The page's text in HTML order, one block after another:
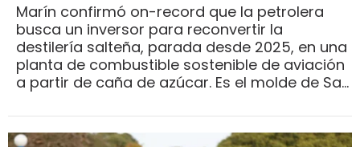
Marín confirmó on-record que la petrolera
busca un inversor para reconvertir la
destilería salteña, parada desde 2025, en una
planta de combustible sostenible de aviación
a partir de caña de azúcar. Es el molde de San
técnica distinta y con el socio todavía por
definir